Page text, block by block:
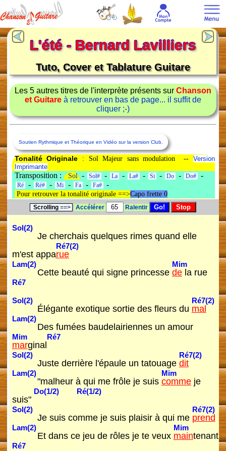
L'été - Bernard Lavilliers
Tuto, Cover et Tablature Guitare
Les 5 autres titres de l'interprète présents sur Chanson
et Guitare à retrouver en bas de page... il suffit de
cliquer ;-)
Soutien Rythmique et Théorique en Vidéo sur la version Club.
Tonalité Originale : Sol Majeur sans modulation -- Version
Imprimante
Transposition : Sol- Sol# - La - La# - Si - Do - Do# -
Ré - Ré# - Mi - Fa - Fa# -
Pour retrouver la tonalité originale ==>Capo frette 0
Scrolling ==> Accélérer Ralentir
Sol(2)
Je cherchais quelques rimes quand elle
m'est appa
Ré7(2)
rue
Lam(2)
Cette beauté qui signe princesse
Mim
dela rue
Ré7
Sol(2)
Élégante exotique sortie des fleurs du
Ré7(2)
mal
Lam(2)
Des fumées baudelairiennes un amour
Mim
marginal
Ré7
Sol(2)
Juste derrière l'épaule un tatouage
Ré7(2)
dit
Lam(2)
"malheur à qui me frôle je suis
Mim
commeje
suis"
Do(1/2) Ré(1/2)
Sol(2)
Je suis comme je suis plaisir à qui me
Ré7(2)
prend
Lam(2)
Et dans ce jeu de rôles je te veux
Mim
maintenant
Ré7